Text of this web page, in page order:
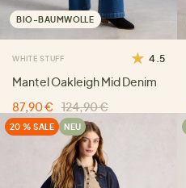
BIO-BAUMWOLLE
WHITE STUFF 4.5
Mantel Oakleigh Mid Denim
87,90 €
124,90 €
20 % SALE NEU